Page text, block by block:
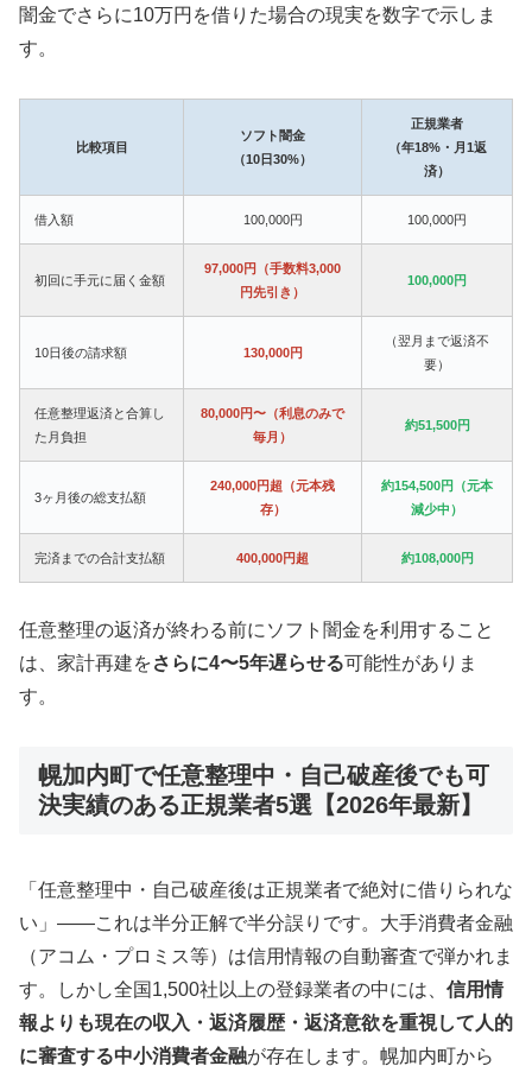
闇金でさらに10万円を借りた場合の現実を数字で示しま
す。
比較項目
ソフト闇金
（10日30%）
正規業者
（年18%・月1返
済）
借入額 100,000円 100,000円
初回に手元に届く金額
97,000円（手数料3,000
円先引き）
100,000円
10日後の請求額 130,000円
（翌月まで返済不
要）
任意整理返済と合算し
た月負担
80,000円〜（利息のみで
毎月）
約51,500円
3ヶ月後の総支払額
240,000円超（元本残
存）
約154,500円（元本
減少中）
完済までの合計支払額 400,000円超 約108,000円
任意整理の返済が終わる前にソフト闇金を利用すること
は、家計再建をさらに4〜5年遅らせる可能性がありま
す。
幌加内町で任意整理中・自己破産後でも可
決実績のある正規業者5選【2026年最新】
「任意整理中・自己破産後は正規業者で絶対に借りられな
い」——これは半分正解で半分誤りです。大手消費者金融
（アコム・プロミス等）は信用情報の自動審査で弾かれま
す。しかし全国1,500社以上の登録業者の中には、 信用情
報よりも現在の収入・返済履歴・返済意欲を重視して人的
に審査する中小消費者金融が存在します。幌加内町から